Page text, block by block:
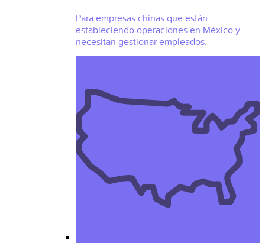
Para empresas chinas que están
estableciendo operaciones en México y
necesitan gestionar empleados.